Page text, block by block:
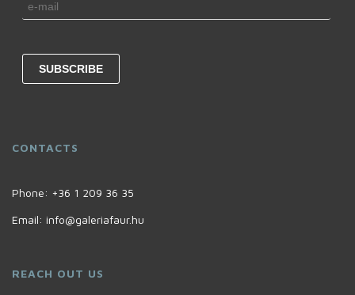
CONTACTS
Phone: +36 1 209 36 35
Email: info@galeriafaur.hu
REACH OUT US